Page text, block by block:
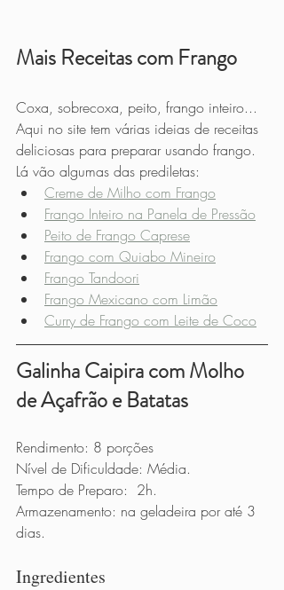
Mais Receitas com Frango
Coxa, sobrecoxa, peito, frango inteiro...
Aqui no site tem várias ideias de receitas
deliciosas para preparar usando frango.
Lá vão algumas das prediletas:
Creme de Milho com Frango
Frango Inteiro na Panela de Pressão
Peito de Frango Caprese
Frango com Quiabo Mineiro
Frango Tandoori
Frango Mexicano com Limão
Curry de Frango com Leite de Coco
Galinha Caipira com Molho
de Açafrão e Batatas
Rendimento: 8 porções
Nível de Dificuldade: Média.
Tempo de Preparo:  2h.
Armazenamento: na geladeira por até 3
dias.
Ingredientes